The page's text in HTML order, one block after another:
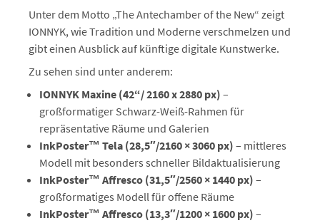
Unter dem Motto „The Antechamber of the New“ zeigt
IONNYK, wie Tradition und Moderne verschmelzen und
gibt einen Ausblick auf künftige digitale Kunstwerke.
Zu sehen sind unter anderem:
IONNYK Maxine (42“/2160 x 2880 px) –
großformatiger Schwarz-Weiß-Rahmen für
repräsentative Räume und Galerien
InkPoster™ Tela (28,5″/2160 × 3060 px) – mittleres
Modell mit besonders schneller Bildaktualisierung
InkPoster™ Affresco (31,5″/2560 × 1440 px) –
großformatiges Modell für offene Räume
InkPoster™ Affresco (13,3″/1200 × 1600 px) –